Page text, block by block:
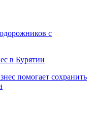
с
в Бурятии
помогает сохранить